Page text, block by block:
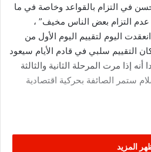
تحسن في التزام بالقواعد وخاصة في ما
عدم التزام بعض الناس مخيف” ،
اليوم لتقييم اليوم الأول من
التقييم سلبي في قادم الأيام سيعود
إذا مرت المرحلة الثانية والثالثة
ستمر الصائفة بحركية اقتصادية
المزيد